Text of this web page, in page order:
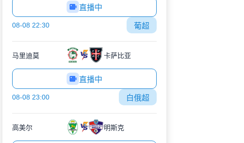
直播中
08-08 22:30 葡超
马里迪莫 卡萨比亚
直播中
08-08 23:00 白俄超
高美尔 明斯克